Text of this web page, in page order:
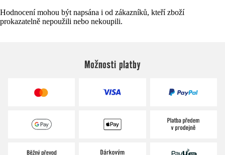
Hodnocení mohou být napsána i od zákazníků, kteří zboží
prokazatelně nepoužili nebo nekoupili.
Možnosti platby